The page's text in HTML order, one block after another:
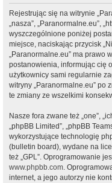
Rejestrując się na witrynie
„nasza”, „Paranormalne.eu”,
wyszczególnione poniżej
miejsce, naciskając przycisk
„Paranormalne.eu” ma prawo
postanowienia, informując cię
użytkownicy sami regularnie
witryny „Paranormalne.eu” po
te zmiany ze wszelkimi
Nasze fora zwane też „one”,
„phpBB Limited”, „phpBB
wykorzystujące technologię
(bulletin board), wydane na
też „GPL”. Oprogramowanie
www.phpbb.com.
internet, a jego autorzy nie